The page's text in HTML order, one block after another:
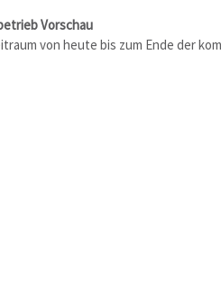
Vorschau
von heute bis zum Ende der